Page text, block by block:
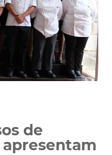
de
apresentam